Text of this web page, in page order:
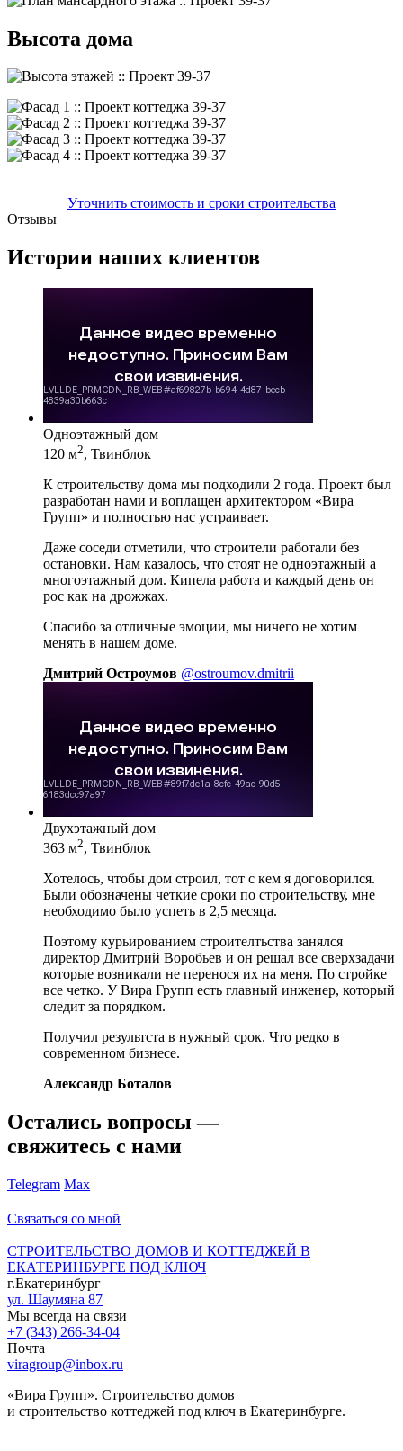
Высота дома
Уточнить стоимость и сроки строительства
Отзывы
Истории наших клиентов
Одноэтажный дом
120 м2, Твинблок
К строительству дома мы подходили 2 года. Проект был
разработан нами и воплащен архитектором «Вира
Групп» и полностью нас устраивает.
Даже соседи отметили, что строители работали без
остановки. Нам казалось, что стоят не одноэтажный а
многоэтажный дом. Кипела работа и каждый день он
рос как на дрожжах.
Спасибо за отличные эмоции, мы ничего не хотим
менять в нашем доме.
Дмитрий Остроумов @ostroumov.dmitrii
Двухэтажный дом
363 м2, Твинблок
Хотелось, чтобы дом строил, тот с кем я договорился.
Были обозначены четкие сроки по строительству, мне
необходимо было успеть в 2,5 месяца.
Поэтому курьированием строителтьства занялся
директор Дмитрий Воробьев и он решал все сверхзадачи
которые возникали не перенося их на меня. По стройке
все четко. У Вира Групп есть главный инженер, который
следит за порядком.
Получил результста в нужный срок. Что редко в
современном бизнесе.
Александр Боталов
Остались вопросы —
свяжитесь с нами
Telegram Max
Связаться со мной
СТРОИТЕЛЬСТВО ДОМОВ И КОТТЕДЖЕЙ В
ЕКАТЕРИНБУРГЕ ПОД КЛЮЧ
г.Екатеринбург
ул. Шаумяна 87
Мы всегда на связи
+7 (343) 266-34-04
Почта
viragroup@inbox.ru
«Вира Групп». Строительство домов
и строительство коттеджей под ключ в Екатеринбурге.